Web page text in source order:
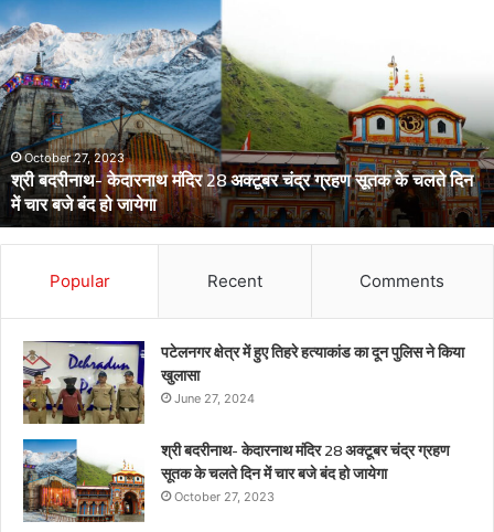
और
चिकनगुनिया
को
लेकर
स्वास्थ्य
विभाग
का
अर्लटApril 29, 2024
डेंगू और चिकनगुनिया को लेकर स्वास्थ्य विभाग का अर्लट
Popular Recent Comments
पटेलनगर क्षेत्र में हुए तिहरे हत्याकांड का दून पुलिस ने किया
खुलासा
June 27, 2024
श्री बदरीनाथ- केदारनाथ मंदिर 28 अक्टूबर चंद्र ग्रहण
सूतक के चलते दिन में चार बजे बंद हो जायेगा
October 27, 2023